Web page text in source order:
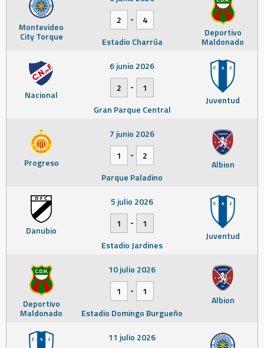
Montevideo
City Torque Deportivo
Maldonado
2
-
4
Estadio Charrúa
Nacional Juventud
6 junio 2026
2
-
1
Gran Parque Central
Progreso Albion
7 junio 2026
1
-
2
Parque Paladino
Danubio Juventud
5 julio 2026
1
-
1
Estadio Jardines
Deportivo
Maldonado
Albion
10 julio 2026
1
-
1
Estadio Domingo Burgueño
11 julio 2026